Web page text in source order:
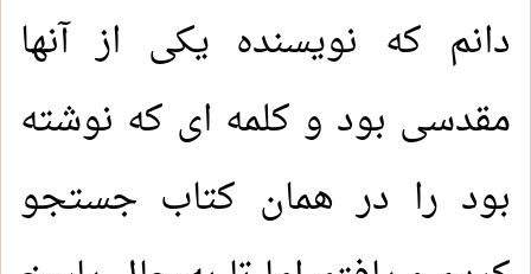
دانم که نویسنده یکی از آنها
مقدسی بود و کلمه ای که نوشته
بود را در همان کتاب جستجو